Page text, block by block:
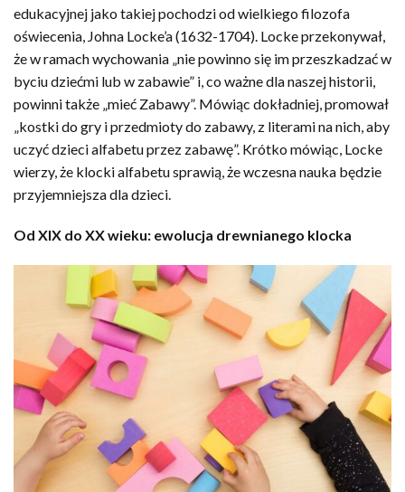
edukacyjnej jako takiej pochodzi od wielkiego filozofa
oświecenia, Johna Locke’a (1632-1704). Locke przekonywał,
że w ramach wychowania „nie powinno się im przeszkadzać w
byciu dziećmi lub w zabawie” i, co ważne dla naszej historii,
powinni także „mieć Zabawy”. Mówiąc dokładniej, promował
„kostki do gry i przedmioty do zabawy, z literami na nich, aby
uczyć dzieci alfabetu przez zabawę”. Krótko mówiąc, Locke
wierzy, że klocki alfabetu sprawią, że wczesna nauka będzie
przyjemniejsza dla dzieci.
Od XIX do XX wieku: ewolucja drewnianego klocka